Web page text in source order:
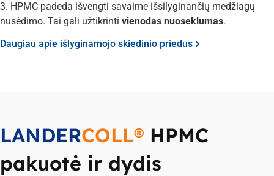
3. HPMC padeda išvengti savaime išsilyginančių medžiagų
nusėdimo. Tai gali užtikrinti vienodas nuoseklumas.
Daugiau apie išlyginamojo skiedinio priedus
LANDERCOLL® HPMC
pakuotė ir dydis